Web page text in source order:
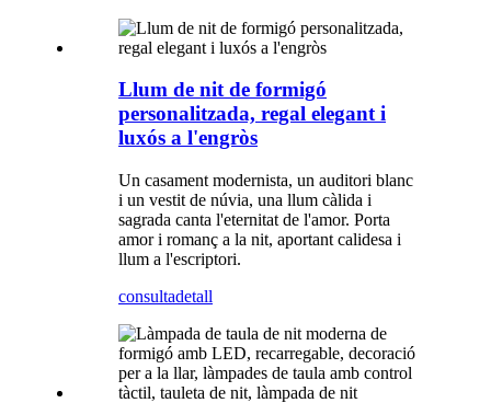
Llum de nit de formigó
personalitzada, regal elegant i
luxós a l'engròs
Un casament modernista, un auditori blanc
i un vestit de núvia, una llum càlida i
sagrada canta l'eternitat de l'amor. Porta
amor i romanç a la nit, aportant calidesa i
llum a l'escriptori.
consultadetall